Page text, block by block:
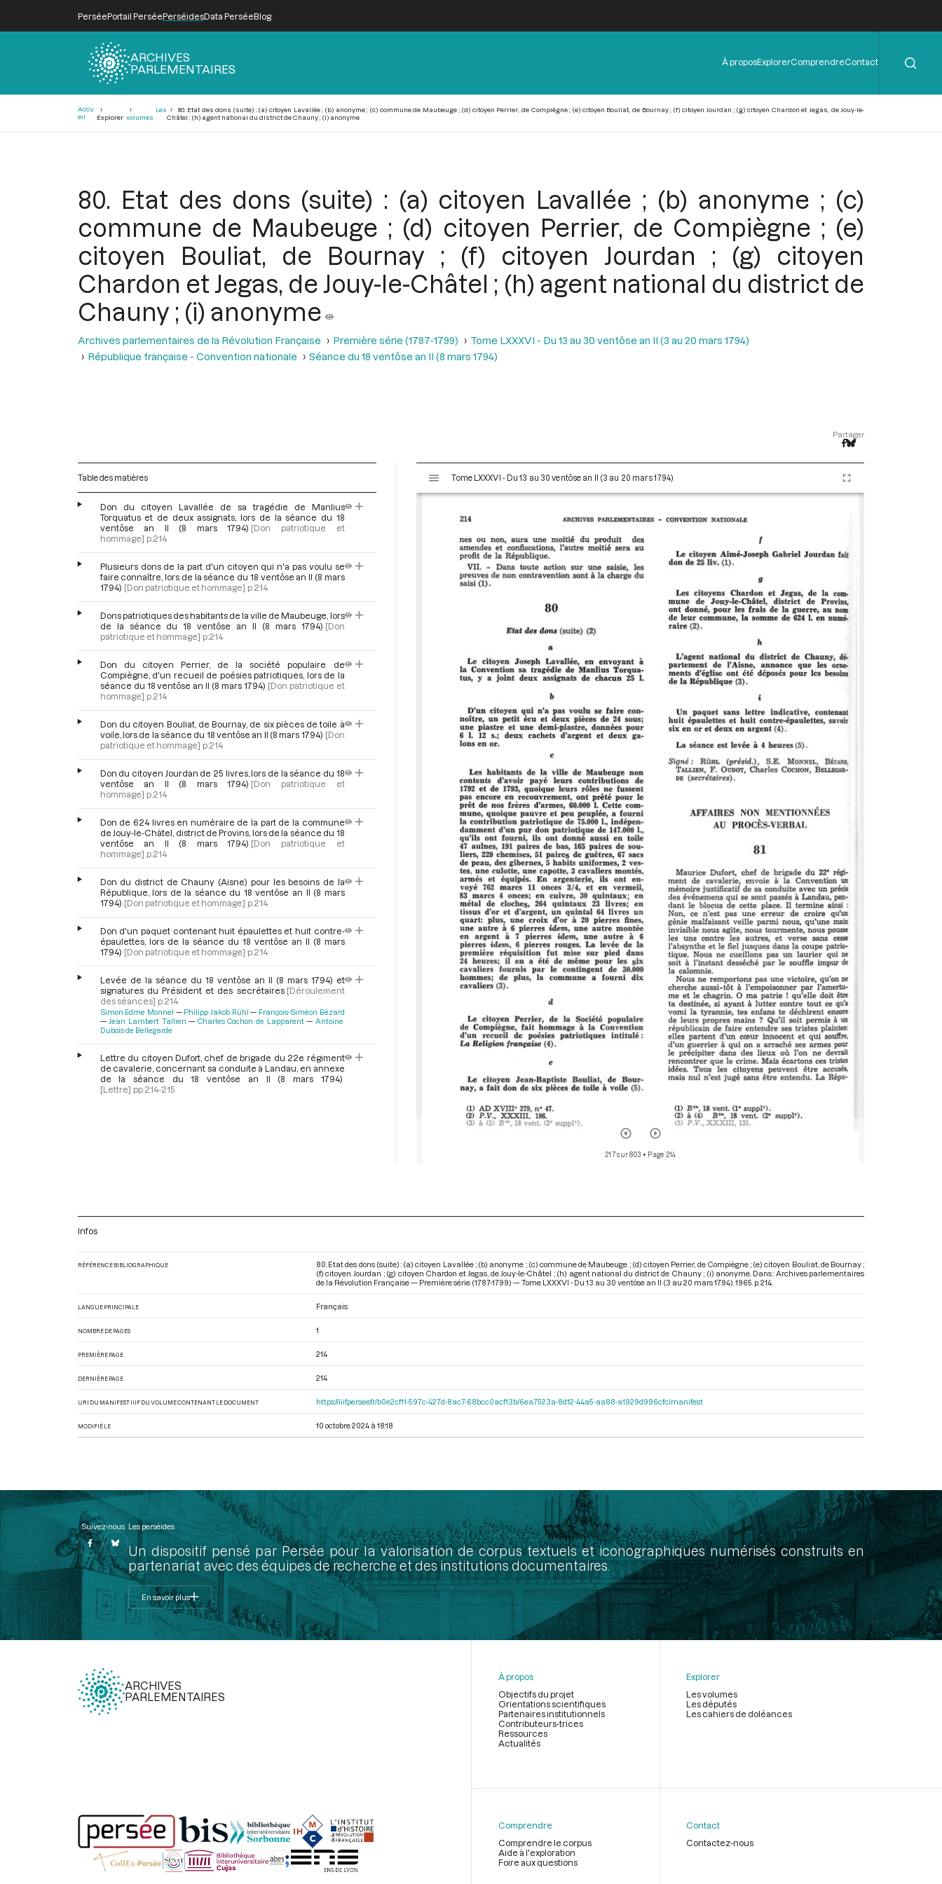
PerséePortail PerséePerséidesData PerséeBlog
ARCHIVES
PARLEMENTAIRES
Menu
de
À proposExplorerComprendreContact
Accu
eil
Explorer
Les
volumes
80. Etat des dons (suite) : (a) citoyen Lavallée ; (b) anonyme ; (c) commune de Maubeuge ; (d) citoyen Perrier, de Compiègne ; (e) citoyen Bouliat, de Bournay ; (f) citoyen Jourdan ; (g) citoyen Chardon et Jegas, de Jouy-le-
Châtel ; (h) agent national du district de Chauny ; (i) anonyme
80. Etat des dons (suite) : (a) citoyen Lavallée ; (b) anonyme ; (c)
commune de Maubeuge ; (d) citoyen Perrier, de Compiègne ; (e)
citoyen Bouliat, de Bournay ; (f) citoyen Jourdan ; (g) citoyen
Chardon et Jegas, de Jouy-le-Châtel ; (h) agent national du district de
Chauny ; (i) anonyme
Archives parlementaires de la Révolution Française Première série (1787-1799)
Tome LXXXVI - Du 13 au 30 ventôse an II (3 au 20 mars 1794)
République française - Convention nationale
Séance du 18 ventôse an II (8 mars 1794)
Partager
Table des matières
Don du citoyen Lavallée de sa tragédie de Manlius
Torquatus et de deux assignats, lors de la séance du 18
ventôse an II (8 mars 1794) [Don patriotique et
hommage] p.214
Plusieurs dons de la part d'un citoyen qui n'a pas voulu se
faire connaître, lors de la séance du 18 ventôse an II (8 mars
1794) [Don patriotique et hommage] p.214
Dons patriotiques des habitants de la ville de Maubeuge, lors
de la séance du 18 ventôse an II (8 mars 1794) [Don
patriotique et hommage] p.214
Don du citoyen Perrier, de la société populaire de
Compiègne, d'un recueil de poésies patriotiques, lors de la
séance du 18 ventôse an II (8 mars 1794) [Don patriotique et
hommage] p.214
Don du citoyen Bouliat, de Bournay, de six pièces de toile à
voile, lors de la séance du 18 ventôse an II (8 mars 1794) [Don
patriotique et hommage] p.214
Don du citoyen Jourdan de 25 livres, lors de la séance du 18
ventôse an II (8 mars 1794) [Don patriotique et
hommage] p.214
Don de 624 livres en numéraire de la part de la commune
de Jouy-le-Châtel, district de Provins, lors de la séance du 18
ventôse an II (8 mars 1794) [Don patriotique et
hommage] p.214
Don du district de Chauny (Aisne) pour les besoins de la
République, lors de la séance du 18 ventôse an II (8 mars
1794) [Don patriotique et hommage] p.214
Don d'un paquet contenant huit épaulettes et huit contre-
épaulettes, lors de la séance du 18 ventôse an II (8 mars
1794) [Don patriotique et hommage] p.214
Levée de la séance du 18 ventôse an II (8 mars 1794) et
signatures du Président et des secrétaires [Déroulement
des séances] p.214
Simon Edme Monnel Philipp Jakob Rühl
François-Siméon Bézard
Jean Lambert Tallien
Charles Cochon de Lapparent
Antoine
Dubois de Bellegarde
Lettre du citoyen Dufort, chef de brigade du 22e régiment
de cavalerie, concernant sa conduite à Landau, en annexe
de la séance du 18 ventôse an II (8 mars 1794)
[Lettre] pp.214-215
s
Tome LXXXVI - Du 13 au 30 ventôse an II (3 au 20 mars 1794)
217 sur 803 • Page 214
Infos
RÉFÉRENCE BIBLIOGRAPHIQUE
80. Etat des dons (suite) : (a) citoyen Lavallée ; (b) anonyme ; (c) commune de Maubeuge ; (d) citoyen Perrier, de Compiègne ; (e) citoyen Bouliat, de Bournay ;
(f) citoyen Jourdan ; (g) citoyen Chardon et Jegas, de Jouy-le-Châtel ; (h) agent national du district de Chauny ; (i) anonyme. Dans : Archives parlementaires
de la Révolution Française — Première série (1787-1799) — Tome LXXXVI - Du 13 au 30 ventôse an II (3 au 20 mars 1794) . 1965. p. 214.
LANGUE PRINCIPALE Français
NOMBRE DE PAGES 1
PREMIÈRE PAGE 214
DERNIÈRE PAGE 214
URI DU MANIFEST IIIF DU VOLUME CONTENANT LE DOCUMENT https://iiif.persee.fr/b0e2cf11-597c-427d-8ac7-68bcc0acf13b/6ea7523a-8d12-44a5-aa88-a1929d996cfc/manifest
MODIFIÉ LE 10 octobre 2024 à 18:18
Suivez-nous Les perséides
Un dispositif pensé par Persée pour la valorisation de corpus textuels et iconographiques numérisés construits en
partenariat avec des équipes de recherche et des institutions documentaires.
En savoir plus
ARCHIVES
PARLEMENTAIRES
page
À propos
Objectifs du projet
Orientations scientifiques
Partenaires institutionnels
Contributeurs-trices
Ressources
Actualités
Explorer
Les volumes
Les députés
Les cahiers de doléances
Comprendre
Comprendre le corpus
Aide à l'exploration
Foire aux questions
Contact
Contactez-nous